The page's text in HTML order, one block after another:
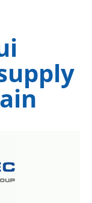
l’IA dédiées à